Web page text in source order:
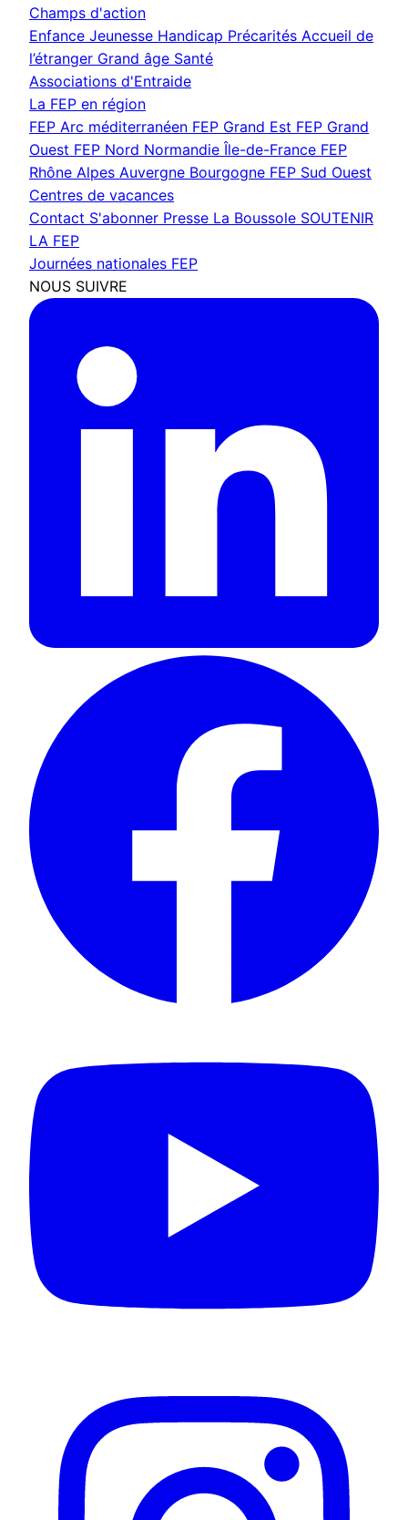
Champs d'action
Enfance Jeunesse Handicap Précarités Accueil de
l’étranger Grand âge Santé
Associations d'Entraide
La FEP en région
FEP Arc méditerranéen FEP Grand Est FEP Grand
Ouest FEP Nord Normandie Île-de-France FEP
Rhône Alpes Auvergne Bourgogne FEP Sud Ouest
Centres de vacances
Contact S'abonner Presse La Boussole SOUTENIR
LA FEP
Journées nationales FEP
NOUS SUIVRE